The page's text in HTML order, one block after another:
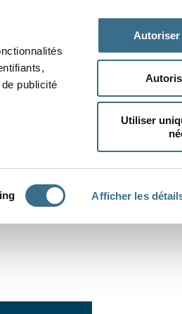
publicité
Afficher les
Autoriser
Utiliser